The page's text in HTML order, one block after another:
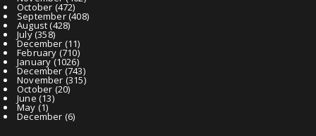
October (472)
September(408)
August(428)
July(358)
December (11)
February (710)
January(1026)
December (743)
November (315)
October (20)
June (13)
May (1)
December (6)